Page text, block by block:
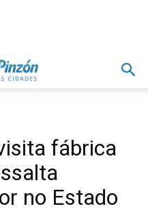
fábrica
no Estado